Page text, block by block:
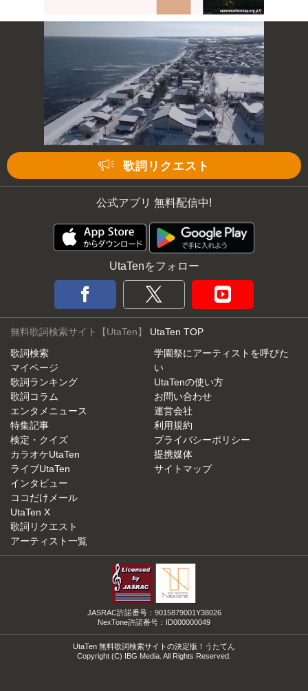
Mute
次の動画まで 3 キャンセル
歌詞リクエスト
公式アプリ 無料配信中!
UtaTenをフォロー
無料歌詞検索サイト【UtaTen】 UtaTen TOP
歌詞検索
マイページ
歌詞ランキング
歌詞コラム
エンタメニュース
特集記事
検定・クイズ
カラオケUtaTen
ライブUtaTen
インタビュー
ココだけメール
UtaTen X
歌詞リクエスト
アーティスト一覧
学園祭にアーティストを呼びた
い
UtaTenの使い方
お問い合わせ
運営会社
利用規約
プライバシーポリシー
提携媒体
サイトマップ
JASRAC許諾番号：9015879001Y38026
NexTone許諾番号：ID000000049
UtaTen 無料歌詞検索サイトの決定版！うたてん
Copyright (C) IBG Media. All Rights Reserved.